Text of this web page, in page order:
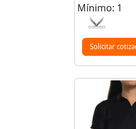
Mínimo: 1
Solicitar